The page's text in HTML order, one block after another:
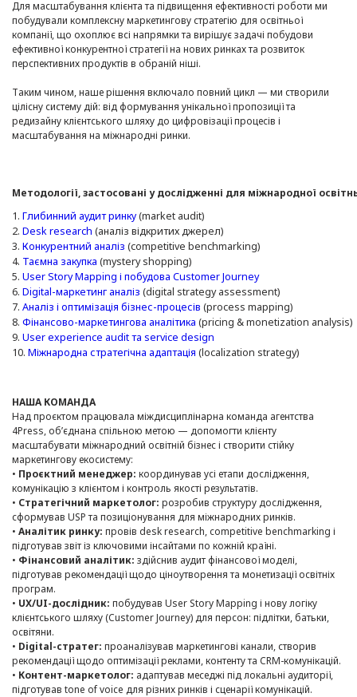
Для масштабування клієнта та підвищення ефективності роботи ми
побудували комплексну маркетингову стратегію для освітньої
компанії, що охоплює всі напрямки та вирішує задачі побудови
ефективної конкурентної стратегії на нових ринках та розвиток
перспективних продуктів в обраній ніші.
Таким чином, наше рішення включало повний цикл — ми створили
цілісну систему дій: від формування унікальної пропозиції та
редизайну клієнтського шляху до цифровізації процесів і
масштабування на міжнародні ринки.
Методології, застосовані у дослідженні для міжнародної
1. Глибинний аудит ринку(market audit)
2. Desk research (аналіз відкритих джерел)
3. Конкурентний аналіз (competitive benchmarking)
4. Таємна закупка (mystery shopping)
5. User Story Mapping і побудова Customer Journey
6. Digital-маркетинг аналіз (digital strategy assessment)
7. Аналіз і оптимізація бізнес-процесів (process mapping)
8. Фінансово-маркетингова аналітика (pricing & monetization analysis)
9. User experience audit та service design
10. Міжнародна стратегічна адаптація (localization strategy)
НАША КОМАНДА
Над проєктом працювала міждисциплінарна команда агентства
4Press, об’єднана спільною метою — допомогти клієнту
масштабувати міжнародний освітній бізнес і створити стійку
маркетингову екосистему:
• Проєктний менеджер: координував усі етапи дослідження,
комунікацію з клієнтом і контроль якості результатів.
• Стратегічний маркетолог: розробив структуру дослідження,
сформував USP та позиціонування для міжнародних ринків.
• Аналітик ринку: провів desk research, competitive benchmarking і
підготував звіт із ключовими інсайтами по кожній країні.
• Фінансовий аналітик: здійснив аудит фінансової моделі,
підготував рекомендації щодо ціноутворення та монетизації освітніх
програм.
• UX/UI-дослідник: побудував User Story Mapping і нову логіку
клієнтського шляху (Customer Journey) для персон: підлітки, батьки,
освітяни.
• Digital-стратег: проаналізував маркетингові канали, створив
рекомендації щодо оптимізації реклами, контенту та CRM-комунікацій.
• Контент-маркетолог: адаптував меседжі під локальні аудиторії,
підготував tone of voice для різних ринків і сценарії комунікацій.